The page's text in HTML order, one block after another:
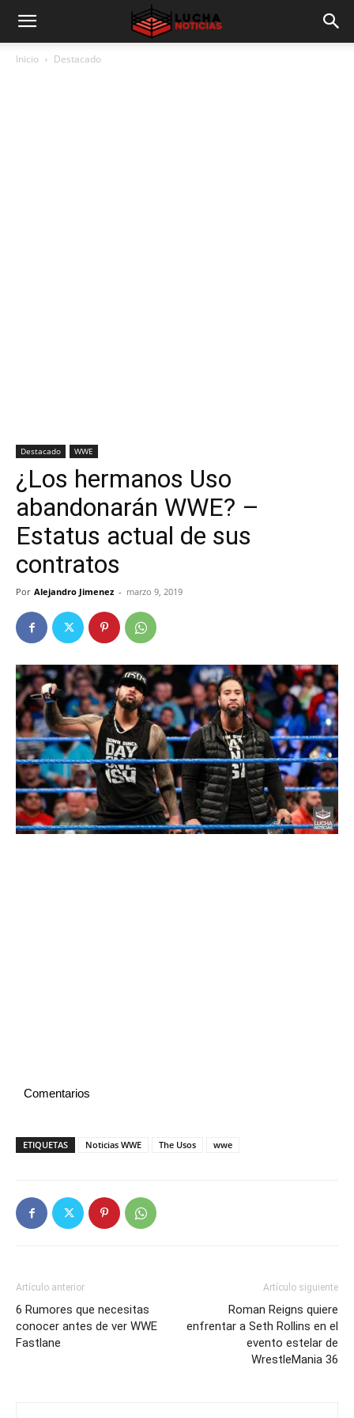
Inicio Destacado
Destacado WWE
¿Los hermanos Uso
abandonarán WWE? –
Estatus actual de sus
contratos
Por Alejandro Jimenez - marzo 9, 2019
Comentarios
ETIQUETAS Noticias WWE The Usos wwe
Artículo anterior
6 Rumores que necesitas
conocer antes de ver WWE
Fastlane
Artículo siguiente
Roman Reigns quiere
enfrentar a Seth Rollins en el
evento estelar de
WrestleMania 36